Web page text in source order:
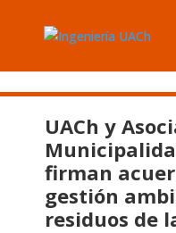
UACh y
firman
gestión
residuos de